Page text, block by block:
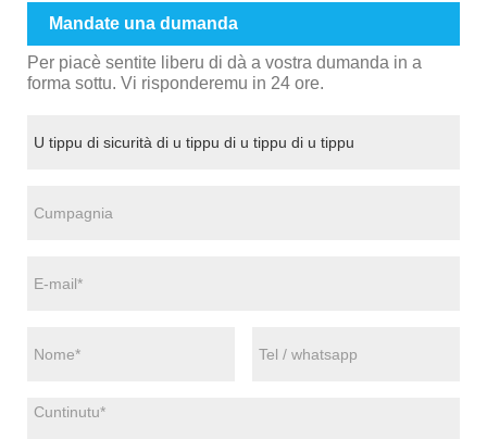
Mandate una dumanda
Per piacè sentite liberu di dà a vostra dumanda in a
forma sottu. Vi risponderemu in 24 ore.